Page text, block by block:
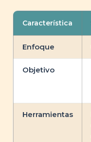
Característica
Enfoque
Objetivo
Herramientas